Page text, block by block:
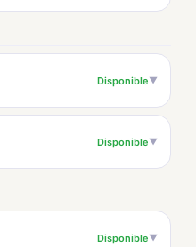
Disponible▼
Disponible▼
Disponible▼